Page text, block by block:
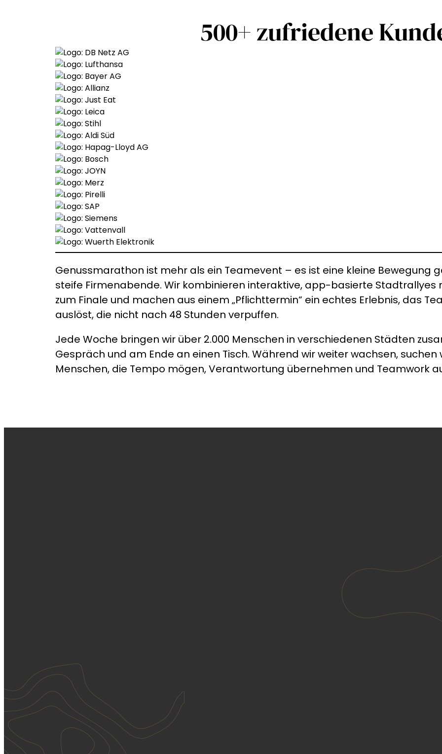
500+ zufriedene
Genussmarathon ist mehr als ein Teamevent – es ist eine kleine Bewegung
steife Firmenabende. Wir kombinieren interaktive, app-basierte
zum Finale und machen aus einem „Pflichttermin“ ein echtes Erlebnis, das
auslöst, die nicht nach 48 Stunden verpuffen.
Jede Woche bringen wir über 2.000 Menschen in verschiedenen Städten
Gespräch und am Ende an einen Tisch. Während wir weiter wachsen,
Menschen, die Tempo mögen, Verantwortung übernehmen und Teamwork